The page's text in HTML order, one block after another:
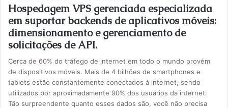
Hospedagem VPS gerenciada especializada
em suportar backends de aplicativos móveis:
dimensionamento e gerenciamento de
solicitações de API.
Cerca de 60% do tráfego de internet em todo o mundo provém
de dispositivos móveis. Mais de 4 bilhões de smartphones e
tablets estão constantemente conectados à internet, sendo
utilizados por aproximadamente 90% dos usuários da internet.
Tão surpreendente quanto esses dados são, você não precisa